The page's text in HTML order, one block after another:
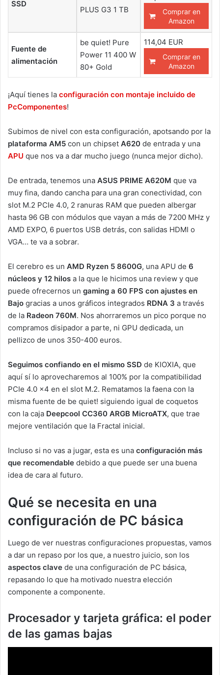
SSD
PLUS G3 1 TB
Comprar en
Amazon
Fuente de
alimentación
be quiet! Pure
Power 11 400 W
80+ Gold
114,04 EUR
Comprar en
Amazon
¡Aquí tienes la configuración con montaje incluido de
PcComponentes!
Subimos de nivel con esta configuración, apotsando por la
plataforma AM5 con un chipset A620 de entrada y una
APU que nos va a dar mucho juego (nunca mejor dicho).
De entrada, tenemos una ASUS PRIME A620M que va
muy fina, dando cancha para una gran conectividad, con
slot M.2 PCIe 4.0, 2 ranuras RAM que pueden albergar
hasta 96 GB con módulos que vayan a más de 7200 MHz y
AMD EXPO, 6 puertos USB detrás, con salidas HDMI o
VGA… te va a sobrar.
El cerebro es un AMD Ryzen 5 8600G, una APU de 6
núcleos y 12 hilos a la que le hicimos una review y que
puede ofrecernos un gaming a 60 FPS con ajustes en
Bajo gracias a unos gráficos integrados RDNA 3 a través
de la Radeon 760M. Nos ahorraremos un pico porque no
compramos disipador a parte, ni GPU dedicada, un
pellizco de unos 350-400 euros.
Seguimos confiando en el mismo SSD de KIOXIA, que
aquí sí lo aprovecharemos al 100% por la compatibilidad
PCIe 4.0 x4 en el slot M.2. Rematamos la faena con la
misma fuente de be quiet! siguiendo igual de coquetos
con la caja Deepcool CC360 ARGB MicroATX, que trae
mejore ventilación que la Fractal inicial.
Incluso si no vas a jugar, esta es una configuración más
que recomendable debido a que puede ser una buena
idea de cara al futuro.
Qué se necesita en una
configuración de PC básica
Luego de ver nuestras configuraciones propuestas, vamos
a dar un repaso por los que, a nuestro juicio, son los
aspectos clave de una configuración de PC básica,
repasando lo que ha motivado nuestra elección
componente a componente.
Procesador y tarjeta gráfica: el poder
de las gamas bajas